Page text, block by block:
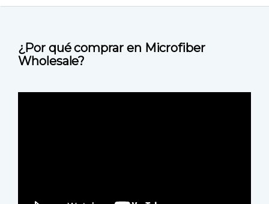
¿Por qué comprar en Microfiber
Wholesale?